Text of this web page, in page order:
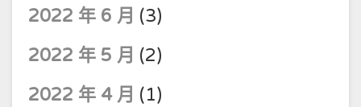
2022 年 6 月 (3)
2022 年 5 月 (2)
2022 年 4 月 (1)